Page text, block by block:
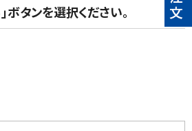
ボタンを選択ください。